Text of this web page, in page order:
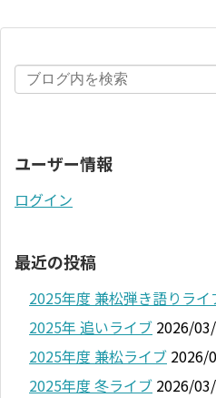
ユーザー情報
ログイン
最近の投稿
2025年度 兼松弾き語りライ
2025年 追いライブ 2026/
2025年度 兼松ライブ 2026/
2025年度 冬ライブ 2026/